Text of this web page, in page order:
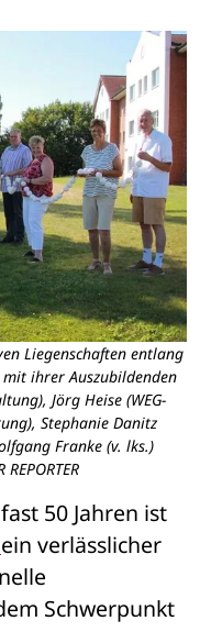
Liegenschaften entlang
ihrer Auszubildenden
Jörg Heise (WEG-
Stephanie Danitz
Franke (v. lks.)
50 Jahren ist
ein verlässlicher
Schwerpunkt